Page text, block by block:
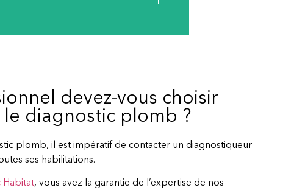
devez-vous choisir
le diagnostic plomb ?
plomb, il est impératif de contacter un diagnostiqueur
ses habilitations.
Habitat, vous avez la garantie de l’expertise de nos